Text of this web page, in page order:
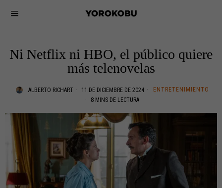
Ni Netflix ni HBO, el público quiere
más telenovelas
ALBERTO RICHART 11 DE DICIEMBRE DE 2024
ENTRETENIMIENTO
8 MINS DE LECTURA